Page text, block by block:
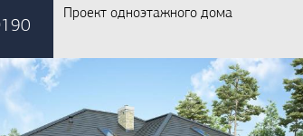
Фото проектов домов
Проект одноэтажного дома